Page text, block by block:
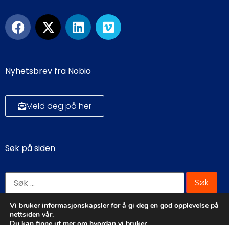
Nyhetsbrev fra Nobio
Meld deg på her
Søk på siden
Vi bruker informasjonskapsler for å gi deg en god opplevelse på
nettsiden vår.